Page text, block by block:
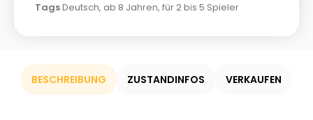
TagsDeutsch, ab 8 Jahren, für 2 bis 5 Spieler
BESCHREIBUNG ZUSTANDINFOS VERKAUFEN